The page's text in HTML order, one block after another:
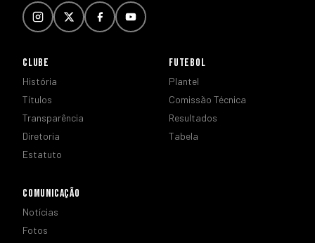
CLUBE
História
Títulos
Transparência
Diretoria
Estatuto
FUTEBOL
Plantel
Comissão Técnica
Resultados
Tabela
COMUNICAÇÃO
Notícias
Fotos